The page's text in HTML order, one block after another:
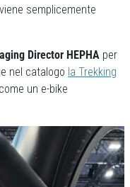
semplicemente
Director HEPHA per
nel catalogo la Trekking
un e-bike